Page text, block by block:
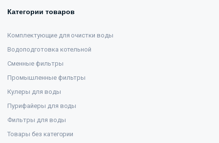
Категории товаров
Комплектующие для очистки воды
Водоподготовка котельной
Сменные фильтры
Промышленные фильтры
Кулеры для воды
Пурифайеры для воды
Фильтры для воды
Товары без категории